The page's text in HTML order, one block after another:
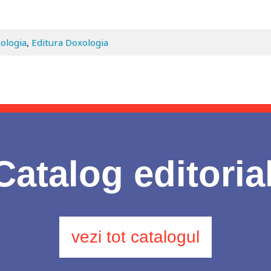
, Editura Doxologia
vezi tot catalogul